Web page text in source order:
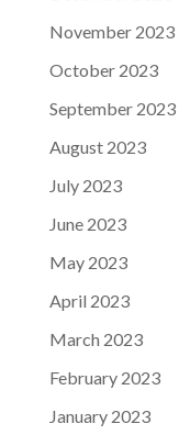
November 2023
October 2023
September 2023
August 2023
July 2023
June 2023
May 2023
April 2023
March 2023
February 2023
January 2023